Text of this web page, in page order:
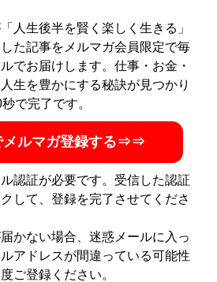
人生後半を賢く楽しく生きる」
た記事をメルマガ会員限定で毎
でお届けします。仕事・お金・
生を豊かにする秘訣が見つかり
で完了です。
メルマガ登録する⇒⇒
認証が必要です。受信した認証
して、登録を完了させてくださ
かない場合、迷惑メールに入っ
アドレスが間違っている可能性
ご登録ください。